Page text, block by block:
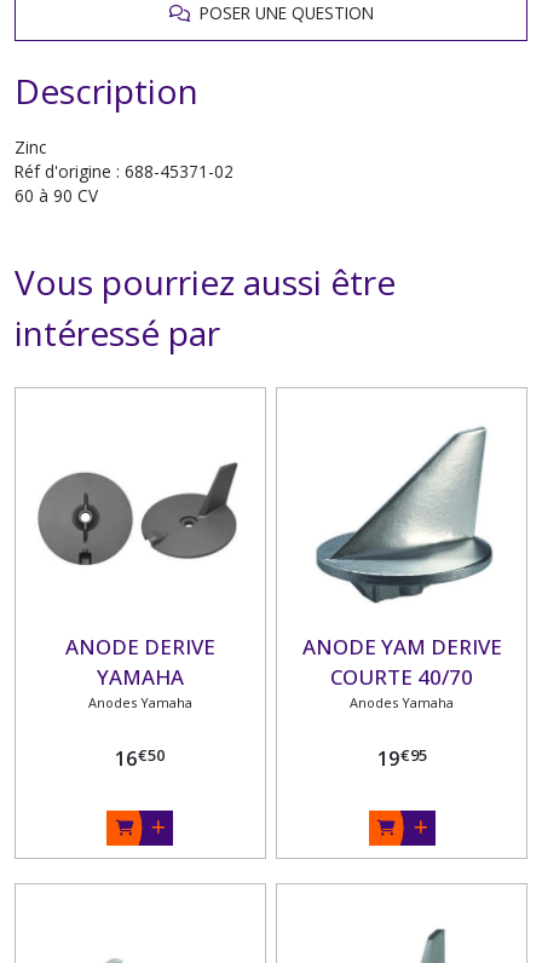
POSER UNE QUESTION
Description
Zinc
Réf d'origine : 688-45371-02
60 à 90 CV
Vous pourriez aussi être
intéressé par
ANODE DERIVE
YAMAHA
Anodes Yamaha
16€50
ANODE YAM DERIVE
COURTE 40/70
Anodes Yamaha
19€95